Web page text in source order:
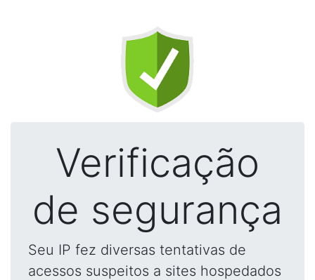
Verificação
de segurança
Seu IP fez diversas tentativas de
acessos suspeitos a sites hospedados